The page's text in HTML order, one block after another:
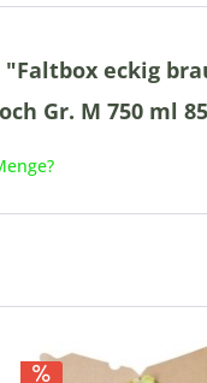
eckig
Gr. M 750 ml